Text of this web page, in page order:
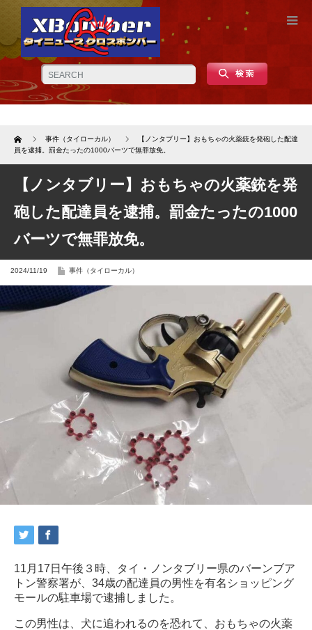
Home 事件（タイローカル）
【ノンタブリー】おもちゃの火薬銃を発砲した配達
員を逮捕。罰金たったの1000バーツで無罪放免。
【ノンタブリー】おもちゃの火薬銃を発
砲した配達員を逮捕。罰金たったの1000
バーツで無罪放免。
2024/11/19 事件（タイローカル）
11月17日午後３時、タイ・ノンタブリー県のバーンブア
トン警察署が、34歳の配達員の男性を有名ショッピング
モールの駐車場で逮捕しました。
この男性は、犬に追われるのを恐れて、おもちゃの火薬